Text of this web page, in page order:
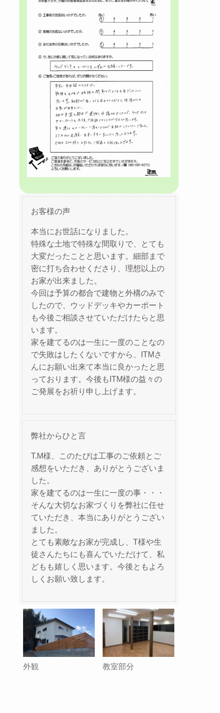
お客様の声
本当にお世話になりました。
特殊な土地で特殊な間取りで、とても
大変だったことと思います。細部まで
密に打ち合わせくださり、理想以上の
お家が出来ました。
今回は予算の都合で建物と外構のみで
したので、ウッドデッキやカーポート
も今後ご相談させていただけたらと思
います。
家を建てるのは一生に一度のことなの
で失敗はしたくないですから、ITMさ
んにお願い出来て本当に良かったと思
っております。今後もITM様の益々の
ご発展をお祈り申し上げます。
弊社からひと言
T.M様、このたびは工事のご依頼とご
感想をいただき、ありがとうございま
した。
家を建てるのは一生に一度の事・・・
そんな大切なお家づくりを弊社に任せ
ていただき、本当にありがとうござい
ました。
とても素敵なお家が完成し、T様や生
徒さんたちにも喜んでいただけて、私
どもも嬉しく思います。今後ともよろ
しくお願い致します。
外観 教室部分